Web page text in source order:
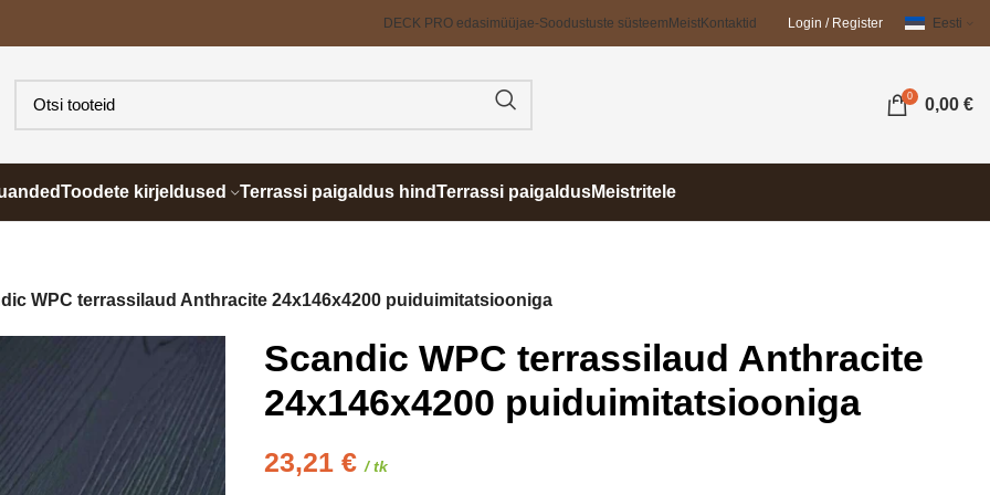
DECK PRO edasimüüjae-Soodustuste süsteem MeistKontaktid Login / Register Eesti
0 0,00 €
Toodete kirjeldused Terrassi paigaldus hindTerrassi paigaldusMeistritele
WPC terrassilaud Anthracite 24x146x4200 puiduimitatsiooniga
Scandic WPC terrassilaud Anthracite
24x146x4200 puiduimitatsiooniga
23,21 € / tk